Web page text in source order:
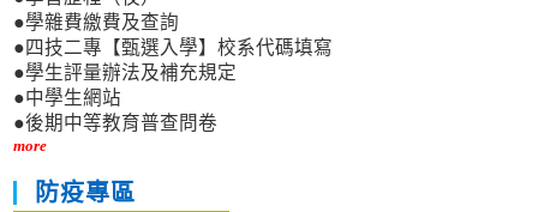
●學雜費繳費及查詢
●四技二專【甄選入學】校系代碼填寫
●學生評量辦法及補充規定
●中學生網站
●後期中等教育普查問卷
more
防疫專區